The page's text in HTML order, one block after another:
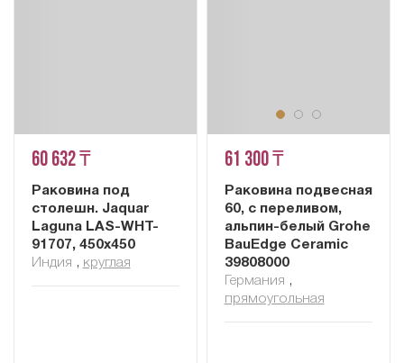
60 632 ₸
Раковина под
столешн. Jaquar
Laguna LAS-WHT-
91707, 450х450
Индия , круглая
61 300 ₸
Раковина подвесная
60, с переливом,
альпин-белый Grohe
BauEdge Ceramic
39808000
Германия ,
прямоугольная